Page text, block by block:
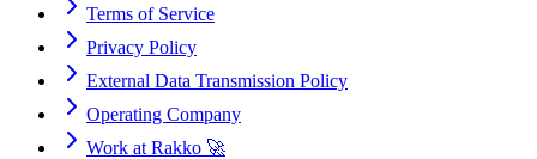
Terms of Service
Privacy Policy
External Data Transmission Policy
Operating Company
Work at Rakko 🚀